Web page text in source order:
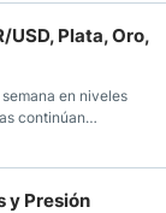
USD, Plata, Oro,
en niveles
continúan
y Presión